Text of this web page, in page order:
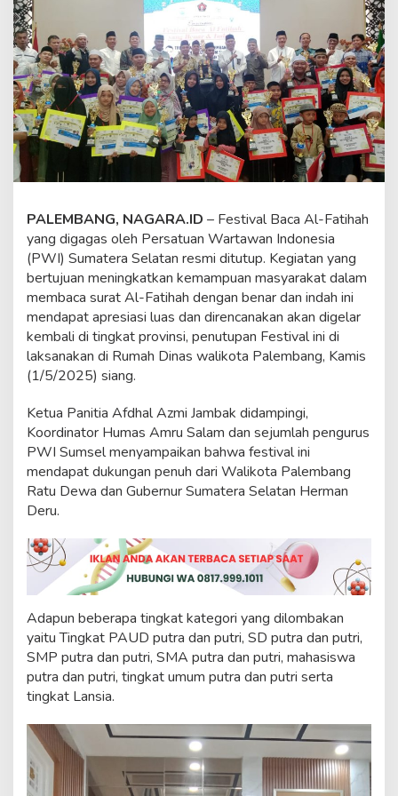
s
t
i
v
a
l
a
c
a
A
l
F
t
i
h
a
y
a
n
n
a
r
d
a
a
h
i
u
m
a
i
n
a
s
W
PALEMBANG, NAGARA.ID – Festival Baca Al-Fatihah
yang digagas oleh Persatuan Wartawan Indonesia
(PWI) Sumatera Selatan resmi ditutup. Kegiatan yang
bertujuan meningkatkan kemampuan masyarakat dalam
membaca surat Al-Fatihah dengan benar dan indah ini
mendapat apresiasi luas dan direncanakan akan digelar
kembali di tingkat provinsi, penutupan Festival ini di
laksanakan di Rumah Dinas walikota Palembang, Kamis
(1/5/2025) siang.
Ketua Panitia Afdhal Azmi Jambak didampingi,
Koordinator Humas Amru Salam dan sejumlah pengurus
PWI Sumsel menyampaikan bahwa festival ini
mendapat dukungan penuh dari Walikota Palembang
Ratu Dewa dan Gubernur Sumatera Selatan Herman
Deru.
Adapun beberapa tingkat kategori yang dilombakan
yaitu Tingkat PAUD putra dan putri, SD putra dan putri,
SMP putra dan putri, SMA putra dan putri, mahasiswa
putra dan putri, tingkat umum putra dan putri serta
tingkat Lansia.